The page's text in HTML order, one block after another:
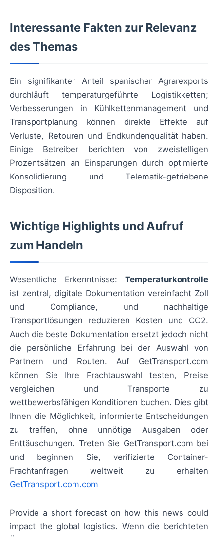
Interessante Fakten zur Relevanz
des Themas
Ein signifikanter Anteil spanischer Agrarexports
durchläuft temperaturgeführte Logistikketten;
Verbesserungen in Kühlkettenmanagement und
Transportplanung können direkte Effekte auf
Verluste, Retouren und Endkundenqualität haben.
Einige Betreiber berichten von zweistelligen
Prozentsätzen an Einsparungen durch optimierte
Konsolidierung und Telematik-getriebene
Disposition.
Wichtige Highlights und Aufruf
zum Handeln
Wesentliche Erkenntnisse: Temperaturkontrolle
ist zentral, digitale Dokumentation vereinfacht Zoll
und Compliance, und nachhaltige
Transportlösungen reduzieren Kosten und CO2.
Auch die beste Dokumentation ersetzt jedoch nicht
die persönliche Erfahrung bei der Auswahl von
Partnern und Routen. Auf GetTransport.com
können Sie Ihre Frachtauswahl testen, Preise
vergleichen und Transporte zu
wettbewerbsfähigen Konditionen buchen. Dies gibt
Ihnen die Möglichkeit, informierte Entscheidungen
zu treffen, ohne unnötige Ausgaben oder
Enttäuschungen. Treten Sie GetTransport.com bei
und beginnen Sie, verifizierte Container-
Frachtanfragen weltweit zu erhalten
GetTransport.com.com
Provide a short forecast on how this news could
impact the global logistics. Wenn die berichteten